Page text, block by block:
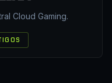
Cloud Gaming.